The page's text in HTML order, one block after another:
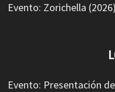
Evento: Zorichella
Evento: Presentación